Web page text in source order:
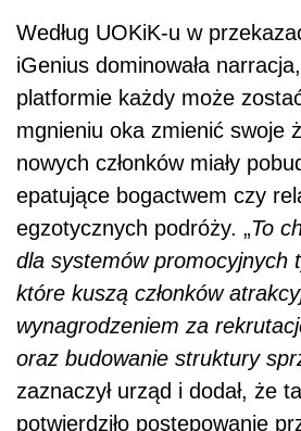
Według UOKiK-u w
iGenius dominowała
platformie każdy może
mgnieniu oka zmienić swoje
nowych członków miały
epatujące bogactwem czy
egzotycznych podróży. „To
dla systemów promocyjnych
które kuszą członków
wynagrodzeniem za
oraz budowanie struktury
zaznaczył urząd i dodał, że
potwierdziło postępowanie